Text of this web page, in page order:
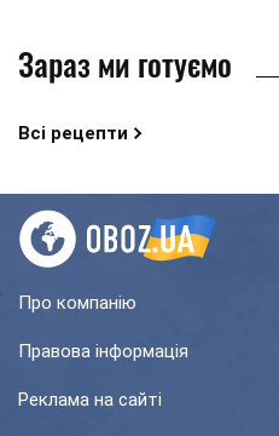
Зараз ми готуємо
Всі рецепти
Про компанію
Правова інформація
Реклама на сайті